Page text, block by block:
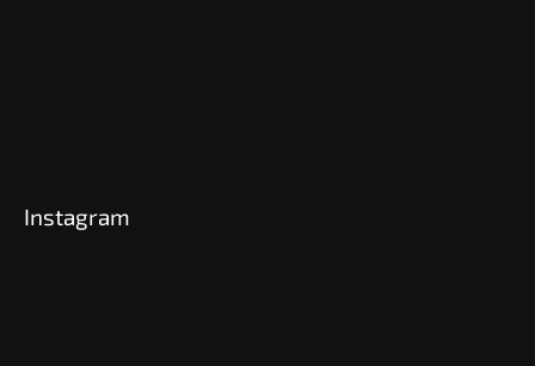
Instagram